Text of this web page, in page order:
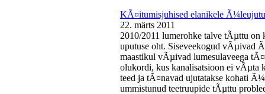
KÃ¤itumisjuhised elanikele
22. märts 2011
2010/2011 lumerohke talve tÃµttu on
uputuse oht. Siseveekogud vÃµivad
maastikul vÃµivad lumesulaveega
olukordi, kus kanalisatsioon ei vÃµta
teed ja tÃ¤navad ujutatakse kohati
ummistunud teetruupide tÃµttu